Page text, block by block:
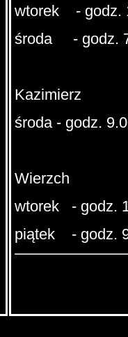
wtorek - godz.
środa - godz.
Kazimierz
środa - godz.
Wierzch
wtorek - godz.
piątek - godz.